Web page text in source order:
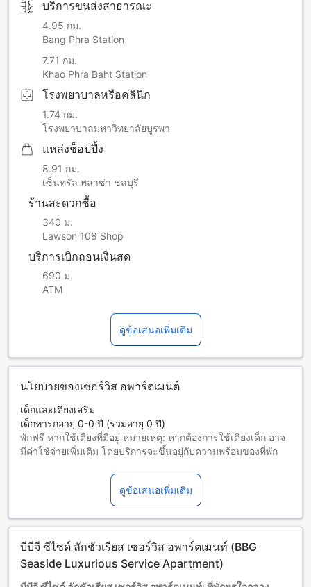
บริการขนส่งสาธารณะ
4.95 กม.
Bang Phra Station
7.71 กม.
Khao Phra Baht Station
โรงพยาบาลหรือคลินิก
1.74 กม.
โรงพยาบาลมหาวิทยาลัยบูรพา
แหล่งช็อปปิ้ง
8.91 กม.
เซ็นทรัล พลาซ่า ชลบุรี
ร้านสะดวกซื้อ
340 ม.
Lawson 108 Shop
บริการเบิกถอนเงินสด
690 ม.
ATM
ดูข้อเสนอเพิ่มเติม
นโยบายของเซอร์วิส อพาร์ตเมนต์
เด็กและเตียงเสริม
เด็กทารกอายุ 0-0 ปี (รวมอายุ 0 ปี)
พักฟรี หากใช้เตียงที่มีอยู่ หมายเหตุ: หากต้องการใช้เตียงเด็ก อาจ
มีค่าใช้จ่ายเพิ่มเติม โดยบริการจะขึ้นอยู่กับความพร้อมของที่พัก
พักฟรีหากใช้เตียงที่มีอยู่แล้ว
ผู้เข้าพักอายุ 11 ปีขึ้นไปถือเป็นผู้ใหญ่
บริการเตียงเสริมขึ้นอยู่กับประเภทห้องที่เลือก กรุณาตรวจสอบ
จำนวนผู้เข้าพักที่กำหนดในแต่ละห้องสำหรับข้อมูลเพิ่มเติม
นโยบายที่แตกต่างหรือเงื่อนไขเพิ่มเติม
ดูข้อเสนอเพิ่มเติม
บีบีจี ซีไซด์ ลักชัวเรียส เซอร์วิส อพาร์ตเมนท์ (BBG
Seaside Luxurious Service Apartment)